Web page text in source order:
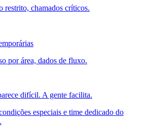
restrito, chamados críticos.
por área, dados de fluxo.
difícil. A gente facilita.
especiais e time dedicado do